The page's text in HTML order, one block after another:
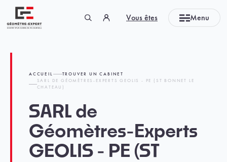
Vous êtes Menu
ACCUEIL
TROUVER UN CABINET
SARL DE GÉOMÈTRES-EXPERTS GEOLIS - PE (ST BONNET LE
CHATEAU)
SARL de
Géomètres-Experts
GEOLIS - PE (ST
Panneau de gestion des cookies